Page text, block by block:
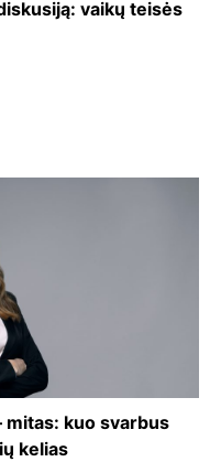
vaikų teisės
mitas: kuo svarbus
kelias